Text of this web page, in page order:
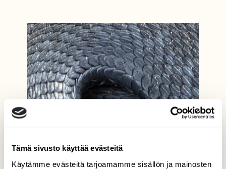
Tämä sivusto käyttää evästeitä
Käytämme evästeitä tarjoamamme sisällön ja mainosten